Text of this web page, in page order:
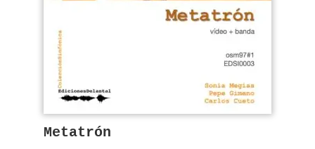
Metatrón